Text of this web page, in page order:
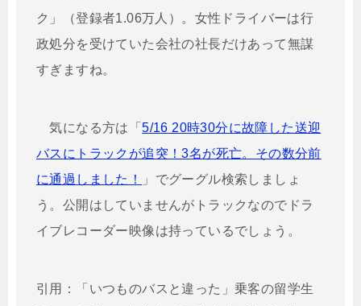
ク」（登録者1.06万人）。女性ドライバーは行
政処分を受けていた会社の社長だけあって無謀
すぎますね。
気になる方は「5/16 20時30分に故障した送迎
バスにトラックが追突！3名が死亡。その数分前
に通過しました！
」でグーグル検索しましょ
う。公開はしていませんがトラックなのでドラ
イブレコーダー映像は持っているでしょう。
引用：「いつものバスと違った」乗客の留学生